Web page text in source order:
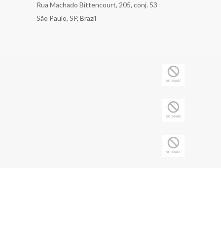
Rua Machado Bittencourt, 205, conj. 53
São Paulo, SP, Brazil